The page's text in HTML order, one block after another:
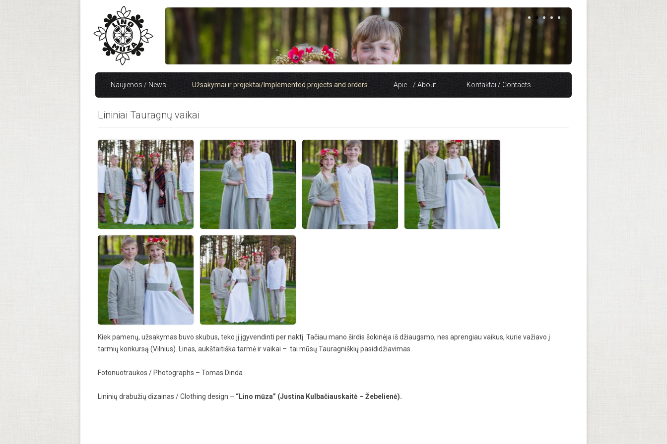
Naujienos / News Užsakymai ir projektai/Implemented projects and orders
Vyriški lininiai marškiniai /
Lininiai rūbai moterims /For
Women
Aksesuarai / Accessories
Kolekcijos, įgyvendinti
projektai ir užsakymai /
Implemented projects and
orders
Apie… / About… Kontaktai / Contacts
Lininiai Tauragnų vaikai
Kiek pamenų, užsakymas buvo skubus, teko jį įgyvendinti per naktį. Tačiau mano širdis šokinėja iš džiaugsmo, nes aprengiau vaikus, kurie važiavo į
tarmių konkursą (Vilnius). Linas, aukštaitiška tarmė ir vaikai – tai mūsų Tauragniškių pasididžiavimas.
Fotonuotraukos / Photographs – Tomas Dinda
Lininių drabužių dizainas /Clothing design – “Lino mūza” (Justina Kulbačiauskaitė – Žebelienė).